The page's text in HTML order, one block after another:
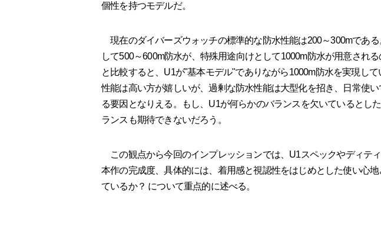
個性を持つモデルだ。
現在のダイバーズウォッチの標準的な防水性能は200～300mであ
して500～600m防水が、特殊用途向けとして1000m防水が用意され
と比較すると、U1が"基本モデル"でありながら1000m防水を実現して
性能は高い方が嬉しいが、過剰な防水性能は大型化を招き、日常使
る要因となりえる。もし、U1が何らかのバランスを欠いているとし
ランスも期待できないだろう。
この観点から今回のインプレッションでは、U1スペックやディティ
本作の完成度、具体的には、着用感と視認性をはじめとした使い心
ているか？ について重点的に述べる。